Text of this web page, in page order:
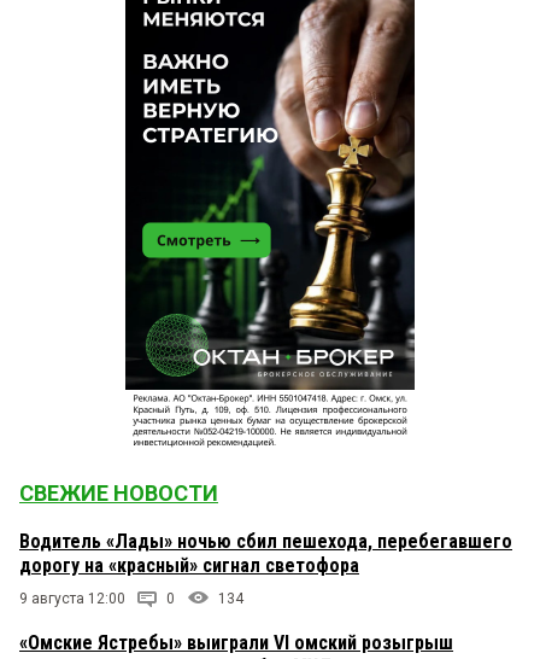
СВЕЖИЕ НОВОСТИ
Водитель «Лады» ночью сбил пешехода, перебегавшего
дорогу на «красный» сигнал светофора
9 августа 12:00 0 134
«Омские Ястребы» выиграли VI омский розыгрыш